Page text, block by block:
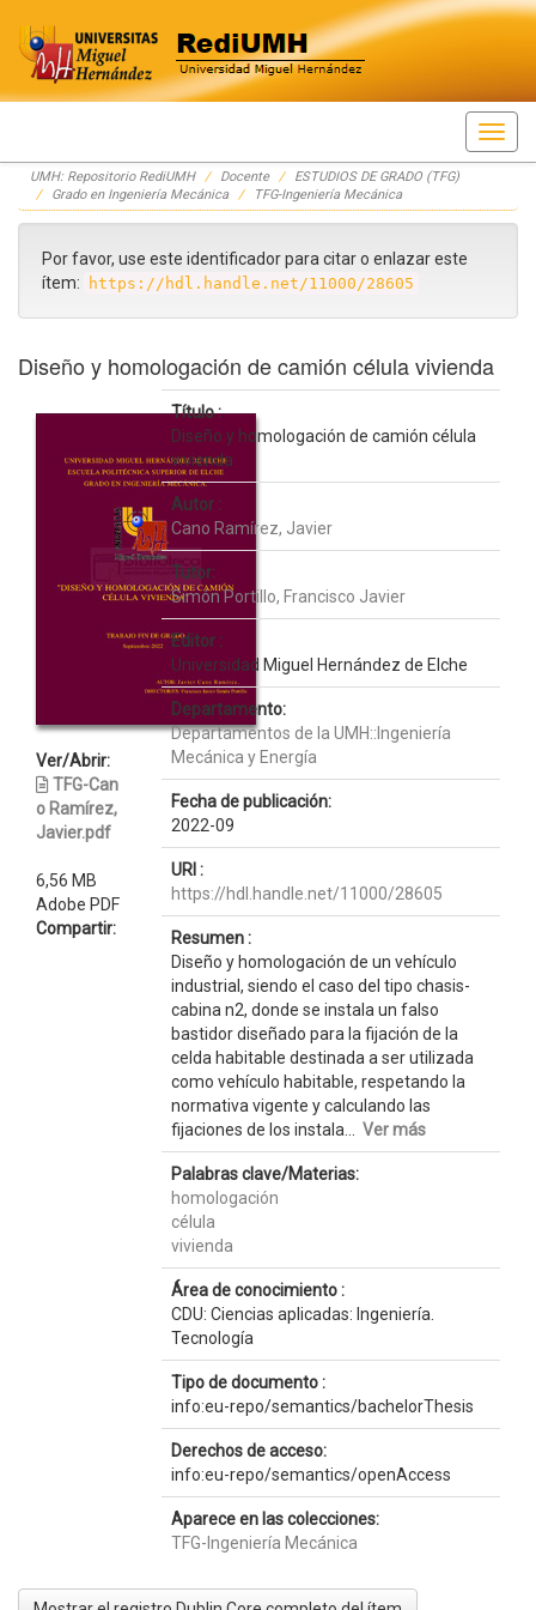
Skip
navigation
UMH: Repositorio RediUMH Docente
ESTUDIOS DE GRADO (TFG)
Grado en Ingeniería Mecánica
TFG-Ingeniería Mecánica
Por favor, use este identificador para citar o enlazar este
ítem:
https://hdl.handle.net/11000/28605
Diseño y homologación de camión célula vivienda
Ver/Abrir:
TFG-Can
o Ramírez,
Javier.pdf
6,56 MB
Adobe PDF
Compartir:
Título :
Diseño y homologación de camión célula
vivienda
Autor :
Cano Ramírez, Javier
Tutor:
Simón Portillo, Francisco Javier
Editor :
Universidad Miguel Hernández de Elche
Departamento:
Departamentos de la UMH::Ingeniería
Mecánica y Energía
Fecha de publicación:
2022-09
URI :
https://hdl.handle.net/11000/28605
Resumen :
Diseño y homologación de un vehículo
industrial, siendo el caso del tipo chasis-
cabina n2, donde se instala un falso
bastidor diseñado para la fijación de la
celda habitable destinada a ser utilizada
como vehículo habitable, respetando la
normativa vigente y calculando las
fijaciones de los instala... Ver más
Palabras clave/Materias:
homologación
célula
vivienda
Área de conocimiento :
CDU: Ciencias aplicadas: Ingeniería.
Tecnología
Tipo de documento :
info:eu-repo/semantics/bachelorThesis
Derechos de acceso:
info:eu-repo/semantics/openAccess
Aparece en las colecciones:
TFG-Ingeniería Mecánica